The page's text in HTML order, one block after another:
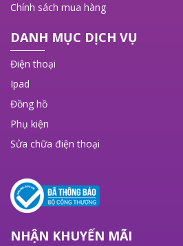
Chính sách mua hàng
DANH MỤC DỊCH VỤ
Điện thoại
Ipad
Đồng hồ
Phụ kiện
Sửa chữa điện thoại
NHẬN KHUYẾN MÃI